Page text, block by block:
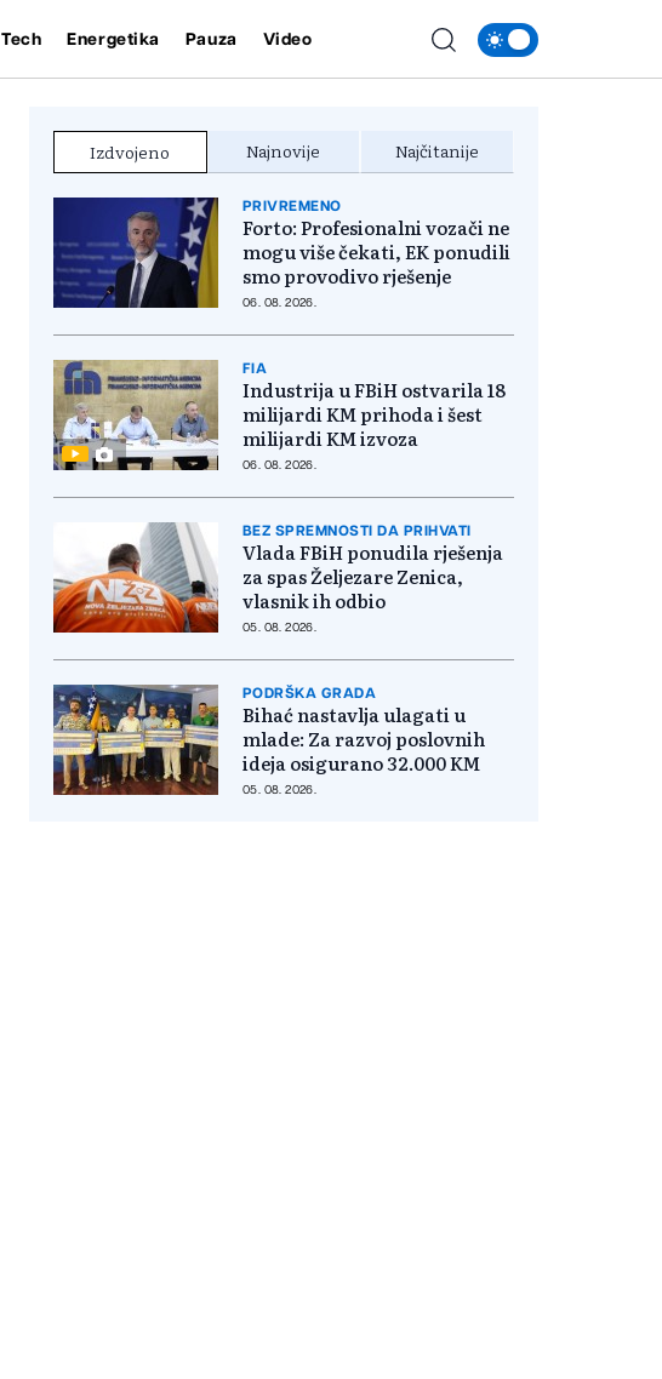
Tech Energetika Pauza Video
Izdvojeno Najnovije Najčitanije
PRIVREMENO
Forto: Profesionalni vozači ne
mogu više čekati, EK ponudili
smo provodivo rješenje
06. 08. 2026.
FIA
Industrija u FBiH ostvarila 18
milijardi KM prihoda i šest
milijardi KM izvoza
06. 08. 2026.
BEZ SPREMNOSTI DA PRIHVATI
Vlada FBiH ponudila rješenja
za spas Željezare Zenica,
vlasnik ih odbio
05. 08. 2026.
PODRŠKA GRADA
Bihać nastavlja ulagati u
mlade: Za razvoj poslovnih
ideja osigurano 32.000 KM
05. 08. 2026.